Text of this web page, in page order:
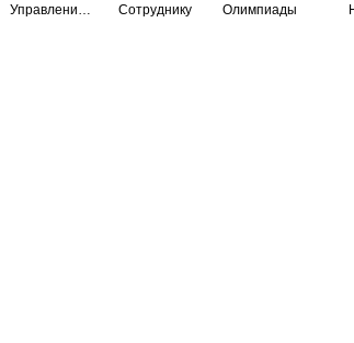
Сотруднику Олимпиады